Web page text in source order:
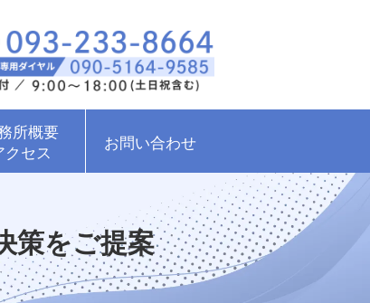
所概要
クセス
お問い合わせ
策をご提案